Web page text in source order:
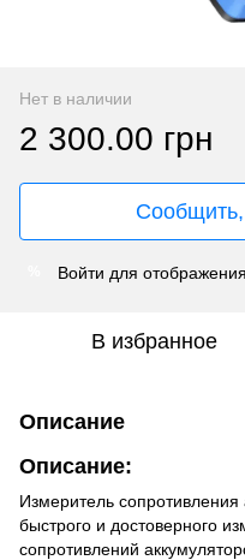
Нет в наличии
2 300.00 грн
Сообщить,
Войти для
В избранное
Описание
Описание:
Измеритель
быстрого и достоверного
сопротивлений